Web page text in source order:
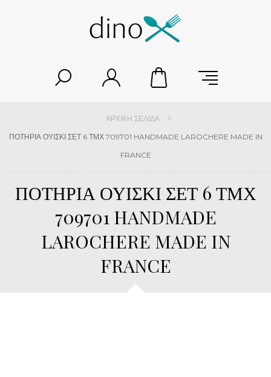
ΑΡΧΙΚΉ ΣΕΛΊΔΑ
ΠΟΤΗΡΙΑ ΟΥΙΣΚΙ ΣΕΤ 6 ΤΜΧ 709701 HANDMADE LAROCHERE MADE IN
FRANCE
ΠΟΤΗΡΙΑ ΟΥΙΣΚΙ ΣΕΤ 6 ΤΜΧ
709701 HANDMADE
LAROCHERE MADE IN
FRANCE